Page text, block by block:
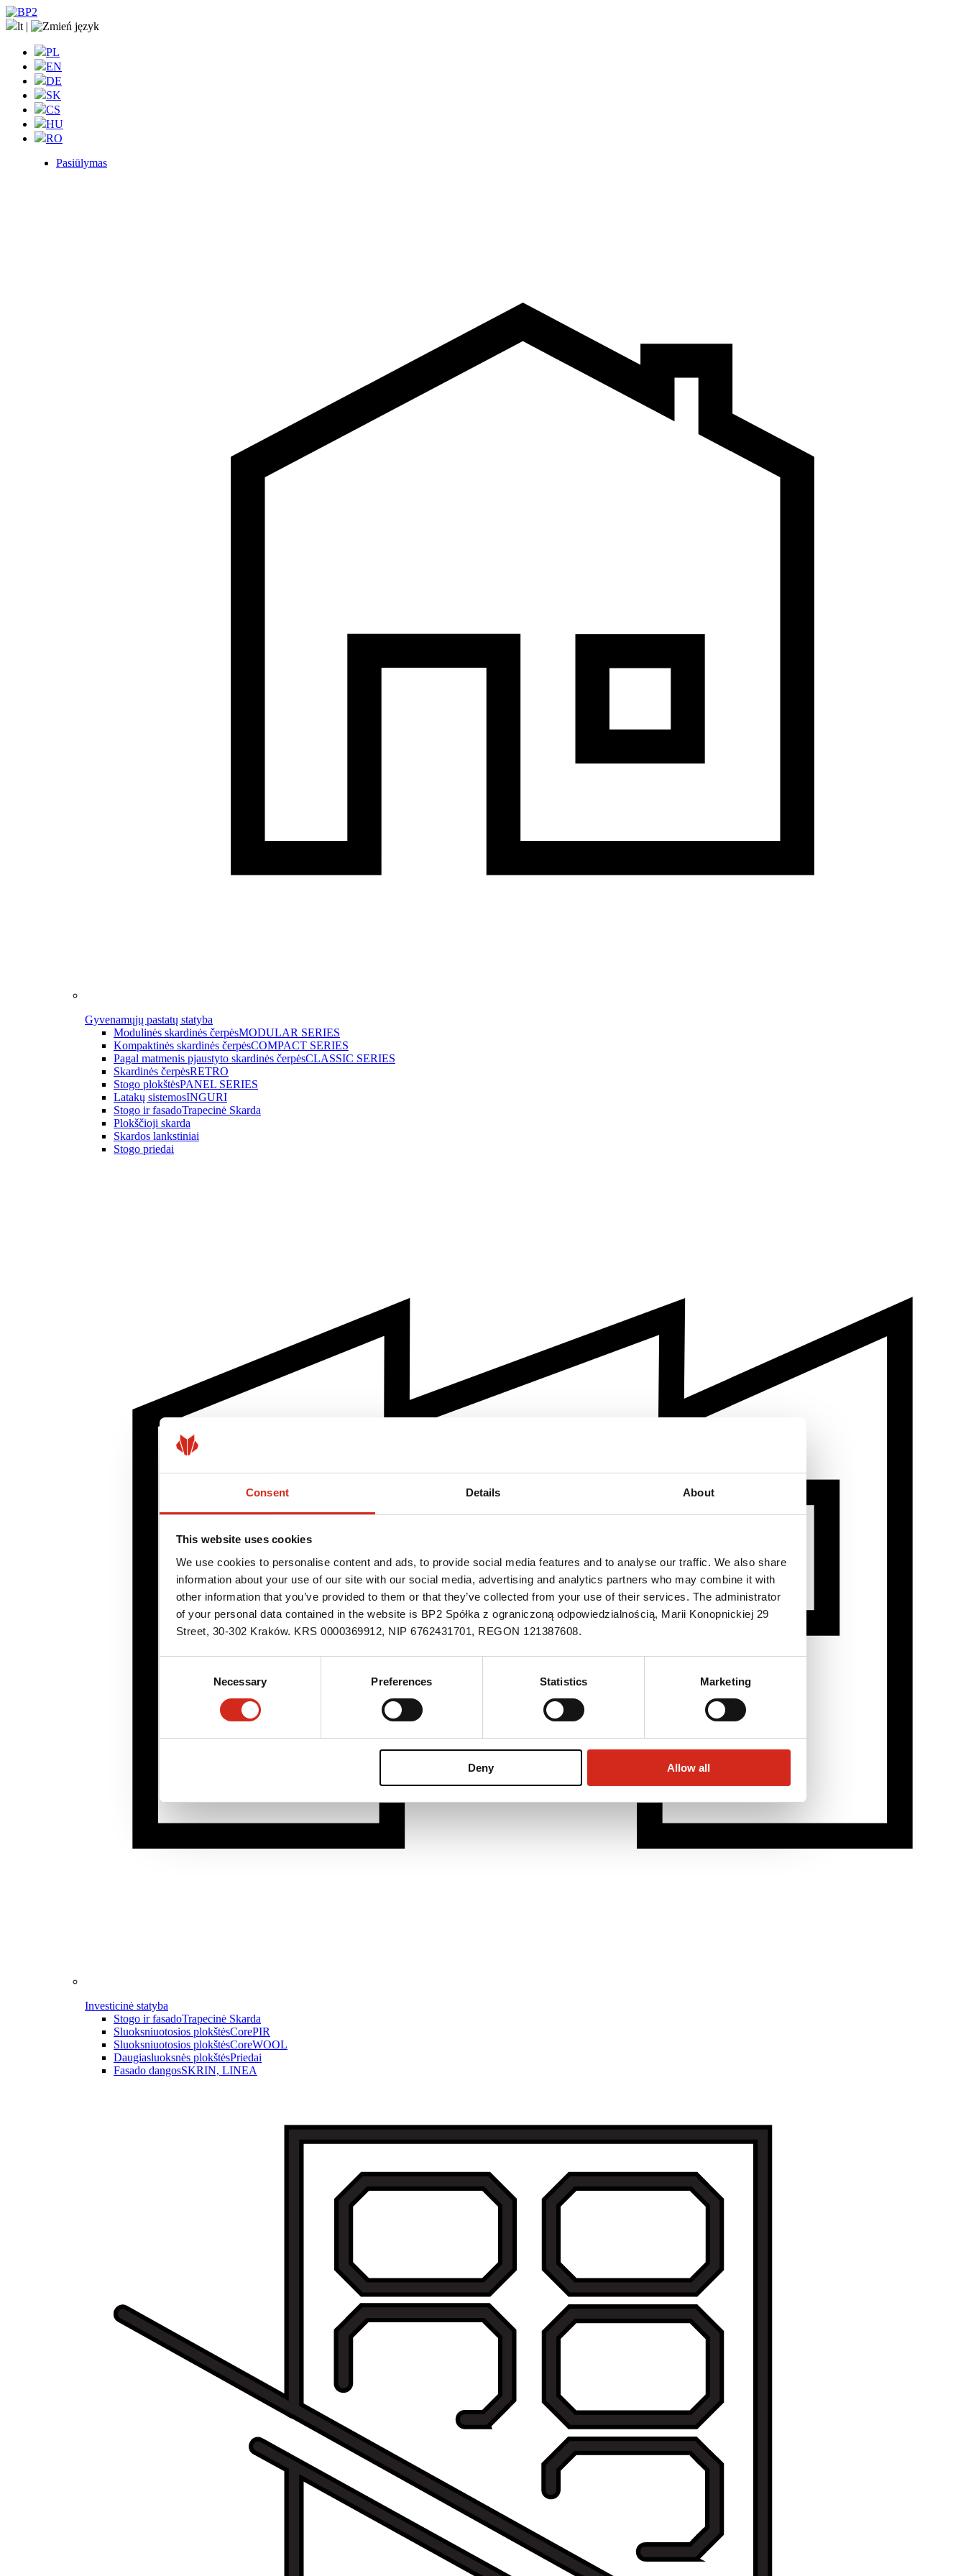
Consent Details About
This website uses cookies
We use cookies to personalise content and ads, to provide social media features and to analyse our traffic. We also share
information about your use of our site with our social media, advertising and analytics partners who may combine it with
other information that you’ve provided to them or that they’ve collected from your use of their services. The administrator
of your personal data contained in the website is BP2 Spółka z ograniczoną odpowiedzialnością, Marii Konopnickiej 29
Street, 30-302 Kraków. KRS 0000369912, NIP 6762431701, REGON 121387608.
Necessary Preferences Statistics Marketing
Deny Allow all
lt |
PL
EN
DE
SK
CS
HU
RO
Pasiūlymas
Gyvenamųjų pastatų statyba
Modulinės skardinės čerpėsMODULAR SERIES
Kompaktinės skardinės čerpėsCOMPACT SERIES
Pagal matmenis pjaustyto skardinės čerpėsCLASSIC SERIES
Skardinės čerpėsRETRO
Stogo plokštėsPANEL SERIES
Latakų sistemosINGURI
Stogo ir fasadoTrapecinė Skarda
Plokščioji skarda
Skardos lankstiniai
Stogo priedai
Investicinė statyba
Stogo ir fasadoTrapecinė Skarda
Sluoksniuotosios plokštėsCorePIR
Sluoksniuotosios plokštėsCoreWOOL
Daugiasluoksnės plokštėsPriedai
Fasado dangosSKRIN, LINEA